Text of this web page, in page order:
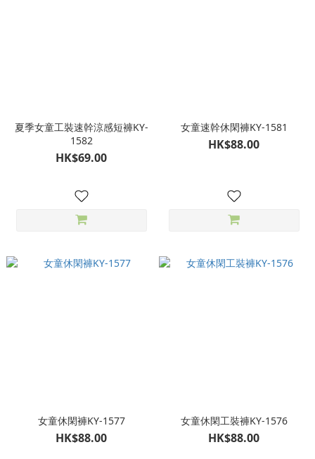
夏季女童工裝速幹涼感短褲KY-
1582
HK$69.00
女童速幹休閑褲KY-1581
HK$88.00
女童休閑褲KY-1577
HK$88.00
女童休閑工裝褲KY-1576
HK$88.00